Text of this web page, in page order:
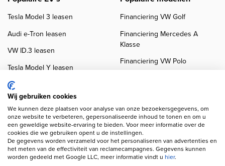
Tesla Model 3 leasen
Audi e-Tron leasen
VW ID.3 leasen
Tesla Model Y leasen
VW ID.4 leasen
Financiering VW Golf
Financiering Mercedes A
Klasse
Financiering VW Polo
Wij gebruiken cookies
We kunnen deze plaatsen voor analyse van onze bezoekersgegevens, om
onze website te verbeteren, gepersonaliseerde inhoud te tonen en om u
een geweldige website-ervaring te bieden. Voor meer informatie over de
cookies die we gebruiken opent u de instellingen.
De gegevens worden verzameld voor het personaliseren van advertenties en
het meten van de effectiviteit van reclamecampagnes. Gegevens kunnen
worden gedeeld met Google LLC, meer informatie vindt u hier.